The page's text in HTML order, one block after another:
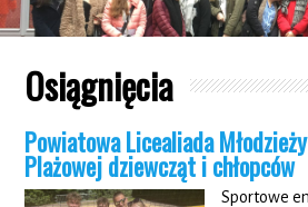
Osiągnięcia
Powiatowa Licealiada
Plażowej dziewcząt i chłopców
Sportowe